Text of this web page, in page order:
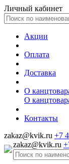
Личный кабинет
Акции
Оплата
Доставка
О
О
Контакты
zakaz@kvik.ru +7
zakaz@kvik.ru